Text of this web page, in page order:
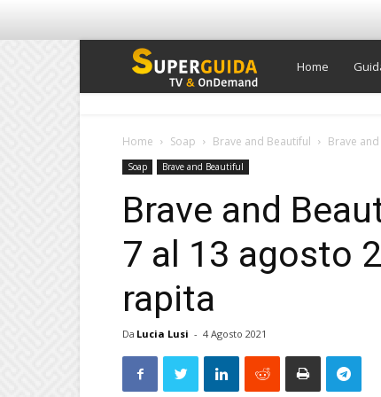
Super
Home
Home Soap Brave and Beautiful Brave
Soap Brave and Beautiful
Brave and
7 al 13 agosto
rapita
Da Lucia Lusi - 4 Agosto 2021